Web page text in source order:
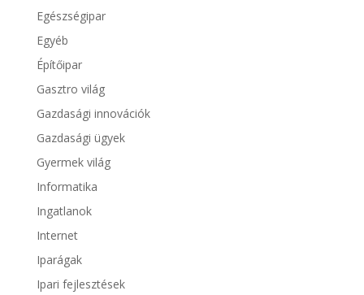
Egészségipar
Egyéb
Építőipar
Gasztro világ
Gazdasági innovációk
Gazdasági ügyek
Gyermek világ
Informatika
Ingatlanok
Internet
Iparágak
Ipari fejlesztések